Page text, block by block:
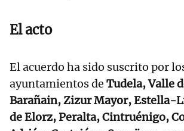
El acto
El acuerdo ha sido suscrito por
ayuntamientos de Tudela, Valle
Barañain, Zizur Mayor, Estella-
de Elorz, Peralta, Cintruénigo,